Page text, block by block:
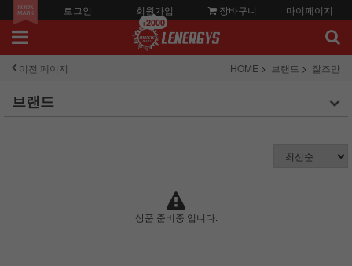
로그인 회원가입
+2000
장바구니 마이페이지
이전 페이지 HOME 브랜드 잘즈만
브랜드
상품 준비중 입니다.